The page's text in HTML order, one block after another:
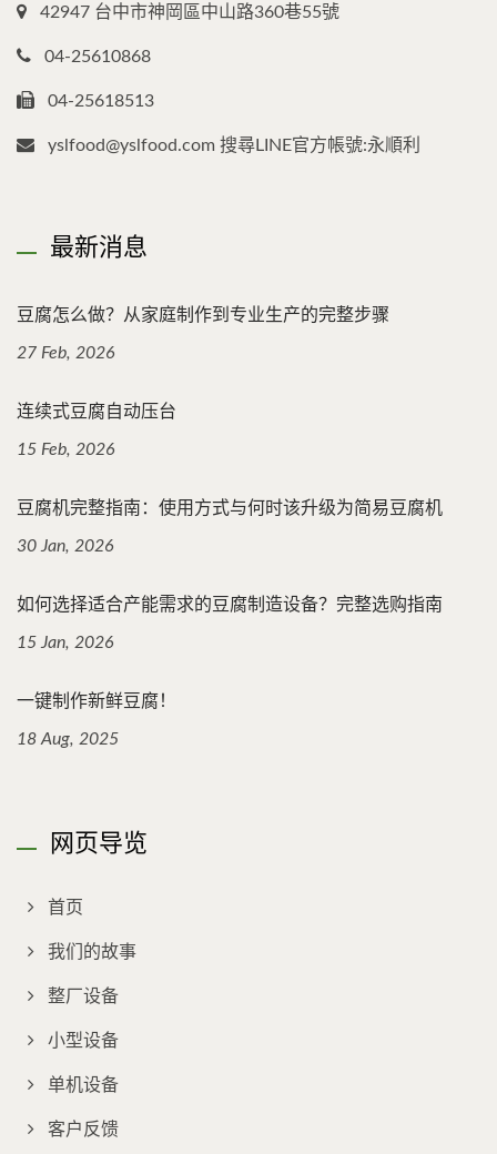
42947 台中市神岡區中山路360巷55號
04-25610868
04-25618513
yslfood@yslfood.com 搜尋LINE官方帳號:永順利
最新消息
豆腐怎么做？从家庭制作到专业生产的完整步骤
27 Feb, 2026
连续式豆腐自动压台
15 Feb, 2026
豆腐机完整指南：使用方式与何时该升级为简易豆腐机
30 Jan, 2026
如何选择适合产能需求的豆腐制造设备？完整选购指南
15 Jan, 2026
一键制作新鲜豆腐！
18 Aug, 2025
网页导览
首页
我们的故事
整厂设备
小型设备
单机设备
客户反馈